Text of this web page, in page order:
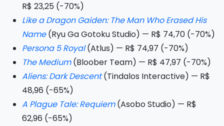
R$ 23,25 (-70%)
Like a Dragon Gaiden: The Man Who Erased His
Name(Ryu Ga Gotoku Studio) — R$ 74,70 (-70%)
Persona 5 Royal(Atlus) — R$ 74,97 (-70%)
The Medium(Bloober Team) — R$ 47,97 (-70%)
Aliens: Dark Descent(Tindalos Interactive) — R$
48,96 (-65%)
A Plague Tale: Requiem(Asobo Studio) — R$
62,96 (-65%)